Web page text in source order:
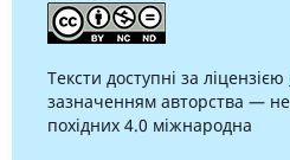
Тексти доступні за ліцензією
зазначенням авторства —
похідних 4.0 міжнародна